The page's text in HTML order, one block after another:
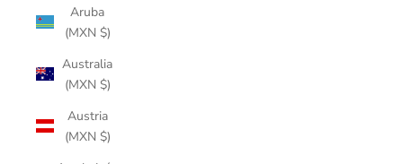
Aruba
(MXN $)
Australia
(MXN $)
Austria
(MXN $)